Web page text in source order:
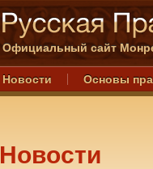
Официальный сайт
Новости Основы
Новости